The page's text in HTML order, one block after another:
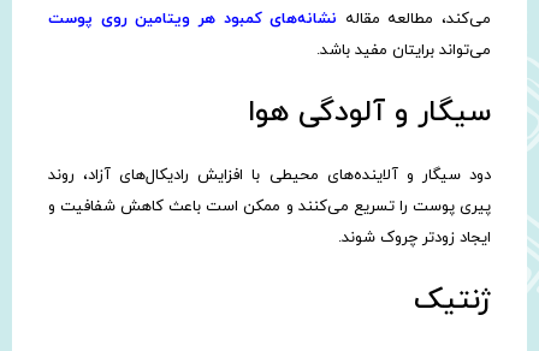
می‌کند، مطالعه مقاله نشانه‌های کمبود هر ویتامین روی پوست
می‌تواند برایتان مفید باشد.
سیگار و آلودگی هوا
دود سیگار و آلاینده‌های محیطی با افزایش رادیکال‌های آزاد، روند
پیری پوست را تسریع می‌کنند و ممکن است باعث کاهش شفافیت و
ایجاد زودتر چروک شوند.
ژنتیک